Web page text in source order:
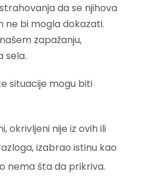
da se njihova
ne bi mogla dokazati.
zapažanju,
sela.
situacije mogu biti
okrivljeni nije iz ovih ili
izabrao istinu kao
nema šta da prikriva.